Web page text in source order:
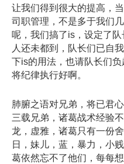
让我们得到很大的提高，
司职管理，不是多于我们
呢，我们搞了is，设定了
人还未都到，队长们已自
下is的用法，也请队长们
将纪律执行好啊。
肺腑之语对兄弟，将已君
三载兄弟，诸葛战术经验
龙，虚雅，诸葛只有一份
日，妹儿，蓝，暴力，小
葛依然忘不了他们，每每